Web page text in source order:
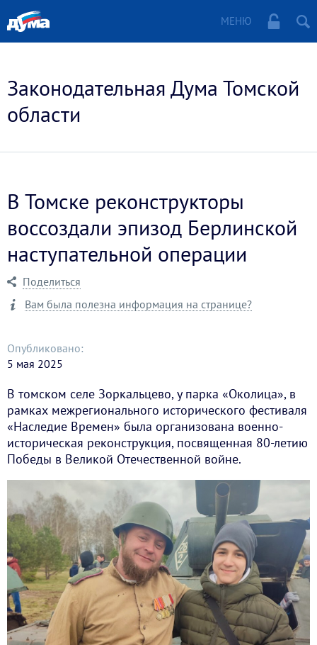
МЕНЮ
Законодательная Дума Томской
области
В Томске реконструкторы
воссоздали эпизод Берлинской
наступательной операции
Поделиться
Вам была полезна информация на странице?
Опубликовано:
5 мая 2025
В томском селе Зоркальцево, у парка «Околица», в
рамках межрегионального исторического фестиваля
«Наследие Времен» была организована военно-
историческая реконструкция, посвященная 80-летию
Победы в Великой Отечественной войне.